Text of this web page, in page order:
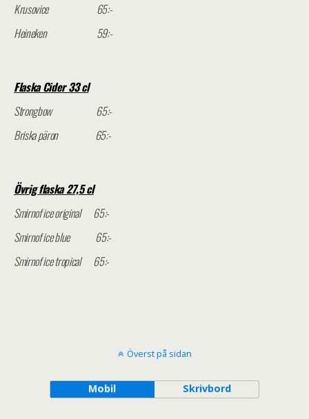
Krusovice 65:-
Heineken 59:-
Flaska Cider 33 cl
Strongbow 65:-
Briska päron 65:-
Övrig flaska 27,5 cl
Smirnof ice original 65:-
Smirnof ice blue 65:-
Smirnof ice tropical 65:-
Överst på sidan
Mobil Skrivbord